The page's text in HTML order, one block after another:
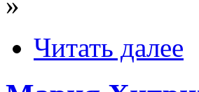
Читать далее